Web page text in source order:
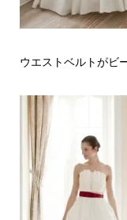
ウエストベルトがビ